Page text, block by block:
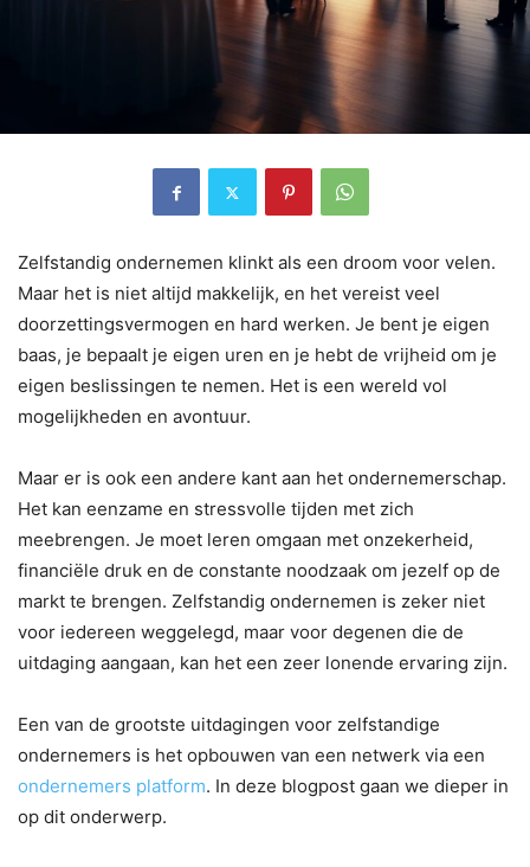
Zelfstandig ondernemen klinkt als een droom voor velen.
Maar het is niet altijd makkelijk, en het vereist veel
doorzettingsvermogen en hard werken. Je bent je eigen
baas, je bepaalt je eigen uren en je hebt de vrijheid om je
eigen beslissingen te nemen. Het is een wereld vol
mogelijkheden en avontuur.
Maar er is ook een andere kant aan het ondernemerschap.
Het kan eenzame en stressvolle tijden met zich
meebrengen. Je moet leren omgaan met onzekerheid,
financiële druk en de constante noodzaak om jezelf op de
markt te brengen. Zelfstandig ondernemen is zeker niet
voor iedereen weggelegd, maar voor degenen die de
uitdaging aangaan, kan het een zeer lonende ervaring zijn.
Een van de grootste uitdagingen voor zelfstandige
ondernemers is het opbouwen van een netwerk via een
ondernemers platform. In deze blogpost gaan we dieper in
op dit onderwerp.